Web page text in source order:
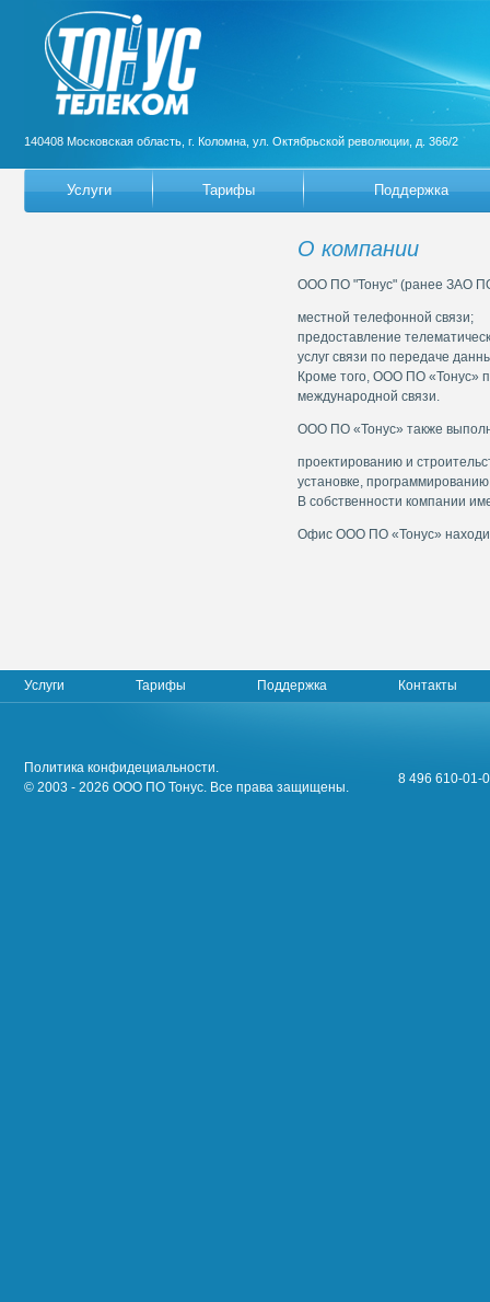
140408 Московская область, г. Коломна, ул. Октябрьской революции, д. 366/2
Услуги Тарифы Поддержка
О компании
ООО ПО "Тонус" (ранее ЗАО ПО
местной телефонной связи;
предоставление
услуг связи по передаче
Кроме того, ООО ПО «Тонус»
международной связи.
ООО ПО «Тонус» также
проектированию и
установке,
В собственности компании
Офис ООО ПО «Тонус»
Услуги Тарифы Поддержка Контакты
Политика конфидециальности.
© 2003 - 2026 ООО ПО Тонус. Все права защищены.
8 496 610-01-